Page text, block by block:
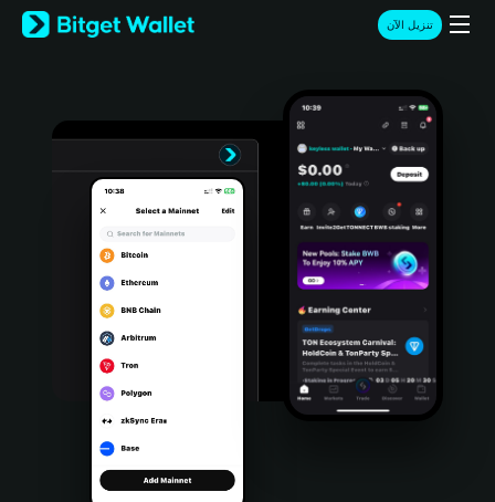
English
日本語
Türkçe
Português (Portugal)
Bahasa Indonesia
Português (Brasil)
Español (Argentina)
تنزيل الآن